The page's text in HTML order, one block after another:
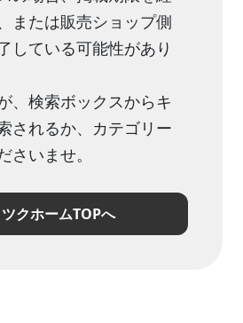
または販売ショップ側
している可能性があり
、検索ボックスからキ
されるか、カテゴリー
さいませ。
クホームTOPへ